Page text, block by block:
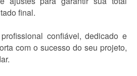
final.
confiável, dedicado e
com o sucesso do seu projeto,